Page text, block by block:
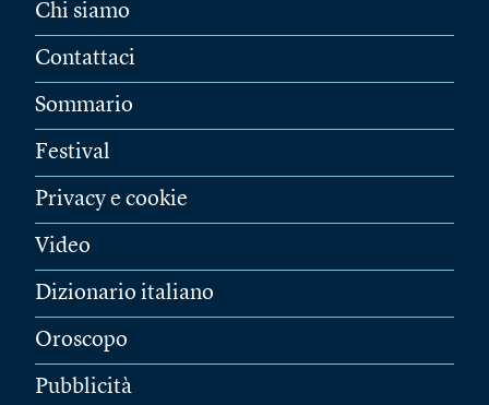
Chi siamo
Contattaci
Sommario
Festival
Privacy e cookie
Video
Dizionario italiano
Oroscopo
Pubblicità